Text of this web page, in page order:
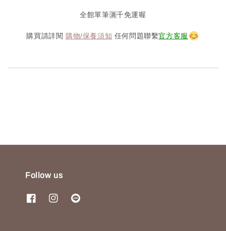
全館單筆🈵️千免運喔
購買請詳閱 購物/保養須知 任何問題聯繫官方客服
Follow us